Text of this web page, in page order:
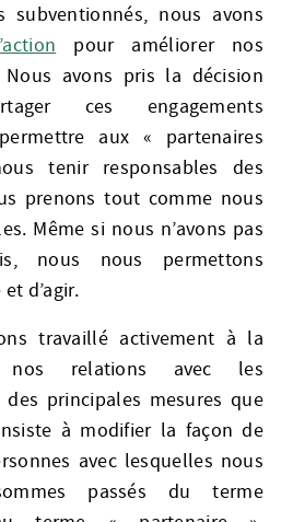
subventionnés, nous avons
pour améliorer nos
avons pris la décision
ces engagements
aux « partenaires
tenir responsables des
prenons tout comme nous
Même si nous n’avons pas
nous nous permettons
d’agir.
travaillé activement à la
nos relations avec les
des principales mesures que
à modifier la façon de
avec lesquelles nous
passés du terme